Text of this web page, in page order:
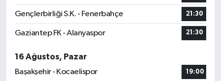
Gençlerbirliği S.K. - Fenerbahçe 21:30
Gaziantep FK - Alanyaspor 21:30
16 Ağustos, Pazar
Başakşehir - Kocaelispor
19:00